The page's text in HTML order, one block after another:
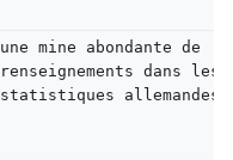
une mine abondante de
renseignements dans les
statistiques allemandes,